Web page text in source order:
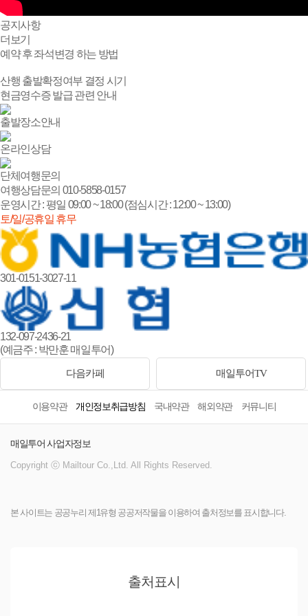
공지 사항
더보기
예약 후 좌석변경 하는 방법
산행 출발확정여부 결정 시기
현금영수증 발급 관련 안내
출발장소안내
온라인상담
단체여행문의
여행상담문의 010-5858-0157
운영시간 : 평일 09:00 ~ 18:00 (점심시간 : 12:00 ~ 13:00)
토/일/공휴일 휴무
301-0151-3027-11
132-097-2436-21
(예금주 : 박만훈 매일투어)
다음카페 매일투어TV
이용약관 개인정보취급방침 국내약관 해외약관 커뮤니티
매일투어 사업자정보
Copyright ⓒ Mailtour Co.,Ltd. All Rights Reserved.
본 사이트는 공공누리 제1유형 공공저작물을 이용하여 출처정보를 표시합니다.
출처표시